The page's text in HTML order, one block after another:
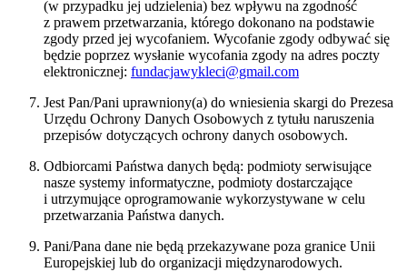
(w przypadku jej udzielenia) bez wpływu na zgodność
z prawem przetwarzania, którego dokonano na podstawie
zgody przed jej wycofaniem. Wycofanie zgody odbywać się
będzie poprzez wysłanie wycofania zgody na adres poczty
elektronicznej: fundacjawykleci@gmail.com
Jest Pan/Pani uprawniony(a) do wniesienia skargi do Prezesa
Urzędu Ochrony Danych Osobowych z tytułu naruszenia
przepisów dotyczących ochrony danych osobowych.
Odbiorcami Państwa danych będą: podmioty serwisujące
nasze systemy informatyczne, podmioty dostarczające
i utrzymujące oprogramowanie wykorzystywane w celu
przetwarzania Państwa danych.
Pani/Pana dane nie będą przekazywane poza granice Unii
Europejskiej lub do organizacji międzynarodowych.